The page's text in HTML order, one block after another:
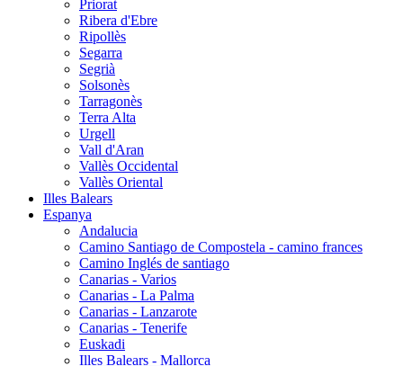
Priorat
Ribera d'Ebre
Ripollès
Segarra
Segrià
Solsonès
Tarragonès
Terra Alta
Urgell
Vall d'Aran
Vallès Occidental
Vallès Oriental
Illes Balears
Espanya
Andalucia
Camino Santiago de Compostela - camino frances
Camino Inglés de santiago
Canarias - Varios
Canarias - La Palma
Canarias - Lanzarote
Canarias - Tenerife
Euskadi
Illes Balears - Mallorca